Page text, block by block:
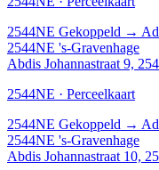
2544NE Gekoppeld →
2544NE 's-Gravenhage
Abdis Johannastraat 9,
2544NE · Perceelkaart
2544NE Gekoppeld →
2544NE 's-Gravenhage
Abdis Johannastraat 10,